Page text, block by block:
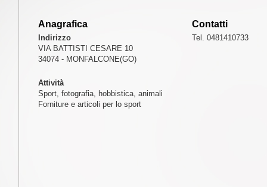
Anagrafica
Indirizzo
VIA BATTISTI CESARE 10
34074 - MONFALCONE(GO)
Contatti
Tel. 0481410733
Attività
Sport, fotografia, hobbistica, animali
Forniture e articoli per lo sport